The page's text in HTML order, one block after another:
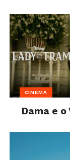
CINEMA
Dama e